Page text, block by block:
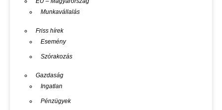
Munkavállalás
Friss hírek
Esemény
Szórakozás
Gazdaság
Ingatlan
Pénzügyek